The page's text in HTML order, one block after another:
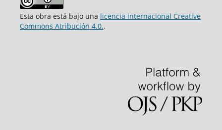
Esta obra está bajo una licencia internacional Creative
Commons Atribución 4.0..